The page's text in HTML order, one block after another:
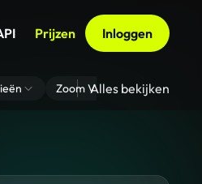
Prijzen Inloggen
Zoom Virtuele
Alles bekijken